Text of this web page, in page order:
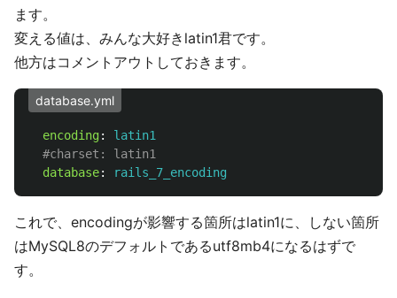
ます。
変える値は、みんな大好きlatin1君です。
他方はコメントアウトしておきます。
database.yml
encoding:
latin1
#charset: latin1
database: rails_7_encoding
これで、encodingが影響する箇所はlatin1に、しない箇所
はMySQL8のデフォルトであるutf8mb4になるはずで
す。